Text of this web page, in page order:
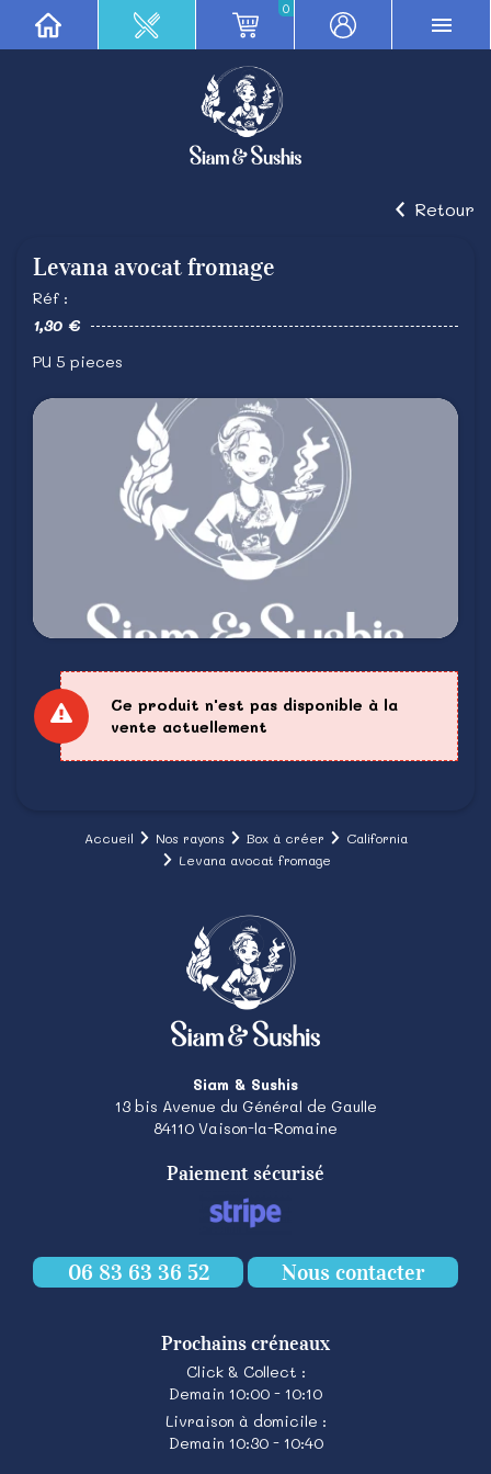
0
Retour
Levana avocat fromage
Réf :
1,30 €
PU 5 pieces
Ce produit n'est pas disponible à la
vente actuellement
Accueil Nos rayons Box à créer
California
Levana avocat fromage
Siam & Sushis
13 bis Avenue du Général de Gaulle
84110 Vaison-la-Romaine
Paiement sécurisé
06 83 63 36 52 Nous contacter
Prochains créneaux
Click & Collect :
Demain 10:00 - 10:10
Livraison à domicile :
Demain 10:30 - 10:40